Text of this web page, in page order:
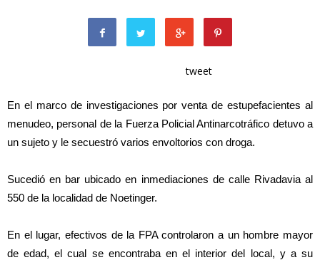
tweet
En el marco de investigaciones por venta de estupefacientes al
menudeo, personal de la Fuerza Policial Antinarcotráfico detuvo a
un sujeto y le secuestró varios envoltorios con droga.
Sucedió en bar ubicado en inmediaciones de calle Rivadavia al
550 de la localidad de Noetinger.
En el lugar, efectivos de la FPA controlaron a un hombre mayor
de edad, el cual se encontraba en el interior del local, y a su